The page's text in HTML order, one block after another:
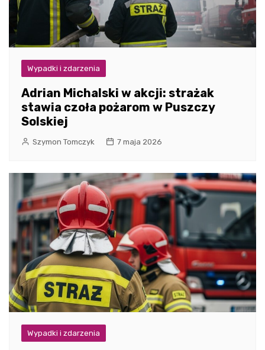
Wypadki i zdarzenia
Adrian Michalski w akcji: strażak
stawia czoła pożarom w Puszczy
Solskiej
Szymon Tomczyk 7 maja 2026
Wypadki i zdarzenia